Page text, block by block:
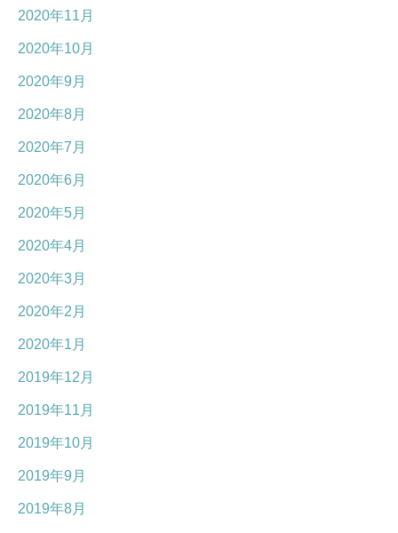
2020年11月
2020年10月
2020年9月
2020年8月
2020年7月
2020年6月
2020年5月
2020年4月
2020年3月
2020年2月
2020年1月
2019年12月
2019年11月
2019年10月
2019年9月
2019年8月